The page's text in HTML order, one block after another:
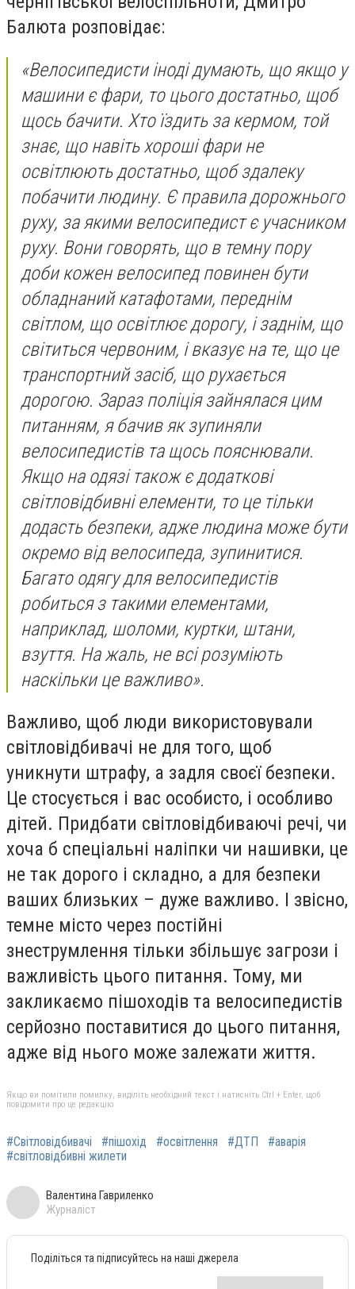
Балюта розповідає:
«Велосипедисти іноді думають, що якщо у
машини є фари, то цього достатньо, щоб
щось бачити. Хто їздить за кермом, той
знає, що навіть хороші фари не
освітлюють достатньо, щоб здалеку
побачити людину. Є правила дорожнього
руху, за якими велосипедист є учасником
руху. Вони говорять, що в темну пору
доби кожен велосипед повинен бути
обладнаний катафотами, переднім
світлом, що освітлює дорогу, і заднім, що
світиться червоним, і вказує на те, що це
транспортний засіб, що рухається
дорогою. Зараз поліція зайнялася цим
питанням, я бачив як зупиняли
велосипедистів та щось пояснювали.
Якщо на одязі також є додаткові
світловідбивні елементи, то це тільки
додасть безпеки, адже людина може бути
окремо від велосипеда, зупинитися.
Багато одягу для велосипедистів
робиться з такими елементами,
наприклад, шоломи, куртки, штани,
взуття. На жаль, не всі розуміють
наскільки це важливо».
Важливо, щоб люди використовували
світловідбивачі не для того, щоб
уникнути штрафу, а задля своєї безпеки.
Це стосується і вас особисто, і особливо
дітей. Придбати світловідбиваючі речі, чи
хоча б спеціальні наліпки чи нашивки, це
не так дорого і складно, а для безпеки
ваших близьких – дуже важливо. І звісно,
темне місто через постійні
знеструмлення тільки збільшує загрози і
важливість цього питання. Тому, ми
закликаємо пішоходів та велосипедистів
серйозно поставитися до цього питання,
адже від нього може залежати життя.
Якщо ви помітили помилку, виділіть необхідний текст і натисніть Ctrl + Enter, щоб
повідомити про це редакцію
#Світловідбивачі #пішохід #освітлення #ДТП
#аварія
#світловідбивні жилети
Валентина Гавриленко
Журналіст
Поділіться та підписуйтесь на наші джерела